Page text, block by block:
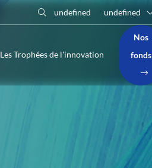
undefined undefined
Les Trophées de l'innovation
Nos
fonds